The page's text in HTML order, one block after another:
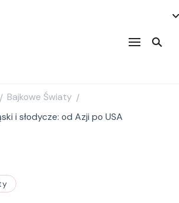
/ Bajkowe Światy /
i słodycze: od Azji po USA